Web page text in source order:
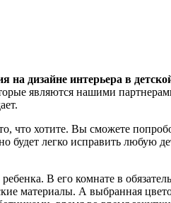
на дизайне интерьера в
являются нашими
что хотите. Вы сможете
легко исправить любую
В его комнате в
материалы. А выбранная